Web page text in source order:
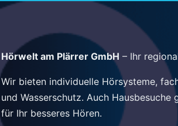
Hörwelt am Plärrer GmbH – Ihr
Wir bieten individuelle Hörsysteme,
und Wasserschutz. Auch
für Ihr besseres Hören.